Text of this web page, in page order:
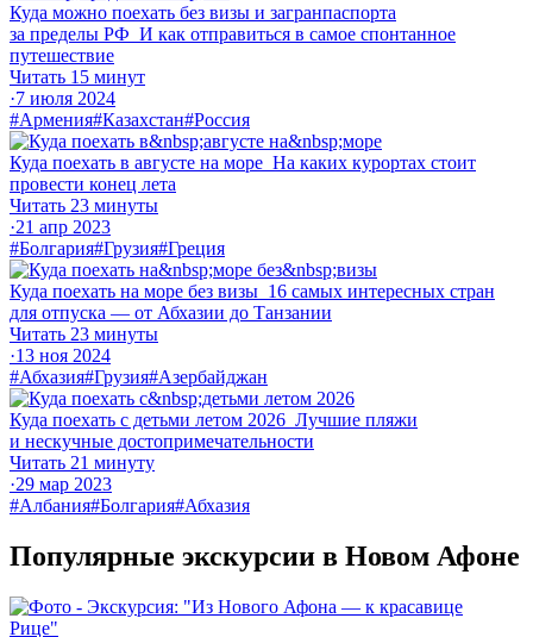
Куда можно поехать без визы и загранпаспорта
за пределы РФ И как отправиться в самое спонтанное
путешествие
Читать 15 минут
·7 июля 2024
#Армения#Казахстан#Россия
Куда поехать в августе на море На каких курортах стоит
провести конец лета
Читать 23 минуты
·21 апр 2023
#Болгария#Грузия#Греция
Куда поехать на море без визы 16 самых интересных стран
для отпуска — от Абхазии до Танзании
Читать 23 минуты
·13 ноя 2024
#Абхазия#Грузия#Азербайджан
Куда поехать с детьми летом 2026 Лучшие пляжи
и нескучные до­сто­при­ме­ча­тель­но­сти
Читать 21 минуту
·29 мар 2023
#Албания#Болгария#Абхазия
Популярные экскурсии в Новом Афоне